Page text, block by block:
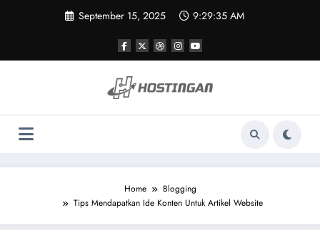
September 15, 2025 9:29:36 AM
Home
Blogging
Tips Mendapatkan Ide Konten Untuk Artikel Website